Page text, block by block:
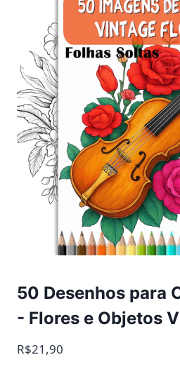
50 Desenhos para
- Flores e Objetos
R$21,90